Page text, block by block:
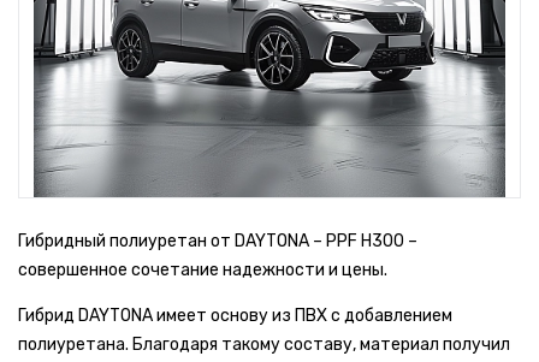
Гибридный полиуретан от DAYTONA – PPF H300 –
совершенное сочетание надежности и цены.
Гибрид DAYTONA имеет основу из ПВХ с добавлением
полиуретана. Благодаря такому составу, материал получил